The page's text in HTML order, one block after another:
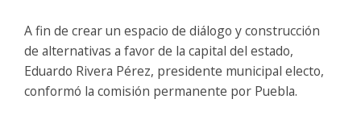
A fin de crear un espacio de diálogo y construcción
de alternativas a favor de la capital del estado,
Eduardo Rivera Pérez, presidente municipal electo,
conformó la comisión permanente por Puebla.